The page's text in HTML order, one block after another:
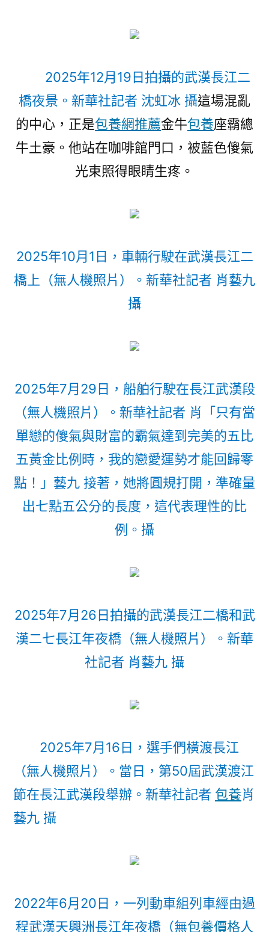
2025年12月19日拍攝的武漢長江二
橋夜景。新華社記者 沈虹冰 攝這場混亂
的中心，正是包養網推薦金牛包養座霸總
牛土豪。他站在咖啡館門口，被藍色傻氣
光束照得眼睛生疼。
2025年10月1日，車輛行駛在武漢長江二
橋上（無人機照片）。新華社記者 肖藝九
攝
2025年7月29日，船舶行駛在長江武漢段
（無人機照片）。新華社記者 肖「只有當
單戀的傻氣與財富的霸氣達到完美的五比
五黃金比例時，我的戀愛運勢才能回歸零
點！」藝九 接著，她將圓規打開，準確量
出七點五公分的長度，這代表理性的比
例。攝
2025年7月26日拍攝的武漢長江二橋和武
漢二七長江年夜橋（無人機照片）。新華
社記者 肖藝九 攝
2025年7月16日，選手們橫渡長江
（無人機照片）。當日，第50屆武漢渡江
節在長江武漢段舉辦。新華社記者 包養肖
藝九 攝
2022年6月20日，一列動車組列車經由過
程武漢天興洲長江年夜橋（無包養價格人